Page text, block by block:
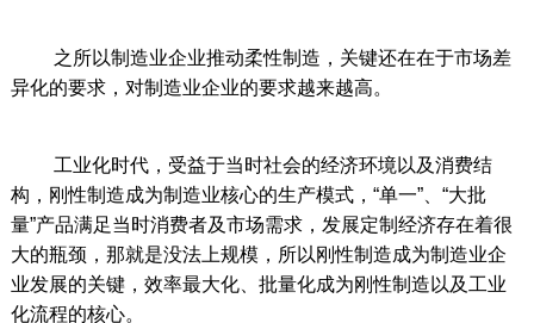
之所以制造业企业推动柔性制造，关键还在在于市场差
异化的要求，对制造业企业的要求越来越高。
工业化时代，受益于当时社会的经济环境以及消费结
构，刚性制造成为制造业核心的生产模式，“单一”、“大批
量”产品满足当时消费者及市场需求，发展定制经济存在着很
大的瓶颈，那就是没法上规模，所以刚性制造成为制造业企
业发展的关键，效率最大化、批量化成为刚性制造以及工业
化流程的核心。